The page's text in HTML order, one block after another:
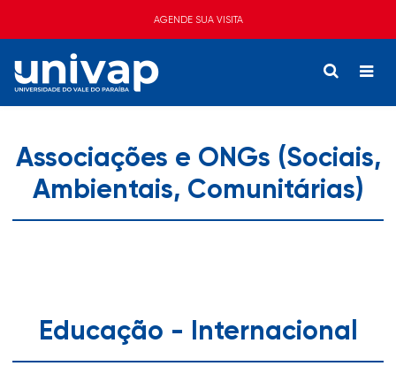
AGENDE SUA VISITA
Associações e ONGs (Sociais,
Ambientais, Comunitárias)
Educação - Internacional